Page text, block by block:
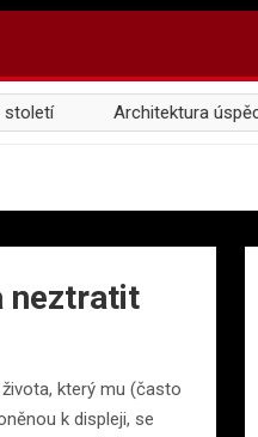
Architektura
neztratit
který mu (často
k displeji, se